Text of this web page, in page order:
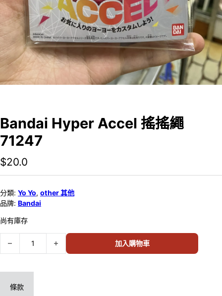
Bandai Hyper Accel 搖搖繩
71247
$20.0
分類: Yo Yo, other 其他
品牌: Bandai
尚有庫存
Bandai Hyper Accel 搖搖繩 71247 數量
加入購物車
條款